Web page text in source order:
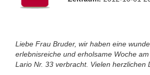
Liebe Frau Bruder, wir haben eine
erlebnisreiche und erholsame Woche
Lario Nr. 33 verbracht. Vielen herzlichen